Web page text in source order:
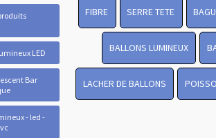
LED
Bar
- led -
FIBRE SERRE TETE
BALLONS LUMINEUX
LACHER DE BALLONS